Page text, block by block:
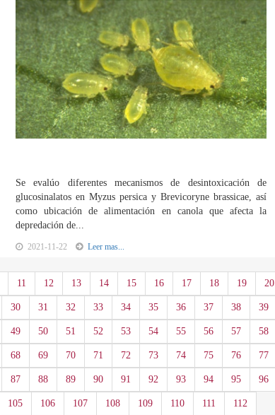
Se evalúo diferentes mecanismos de desintoxicación de
glucosinalatos en Myzus persica y Brevicoryne brassicae, así
como ubicación de alimentación en canola que afecta la
depredación de...
2021-11-22 Leer mas...
11 12 13 14 15 16 17 18 19 20
30 31 32 33 34 35 36 37 38 39
49 50 51 52 53 54 55 56 57 58
68 69 70 71 72 73 74 75 76 77
87 88 89 90 91 92 93 94 95 96
105 106 107 108 109 110 111 112